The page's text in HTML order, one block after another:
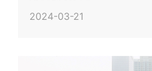
2024-03-21